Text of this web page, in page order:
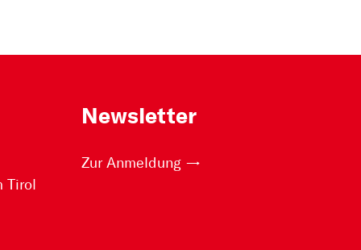
Tirol
Newsletter
Zur Anmeldung